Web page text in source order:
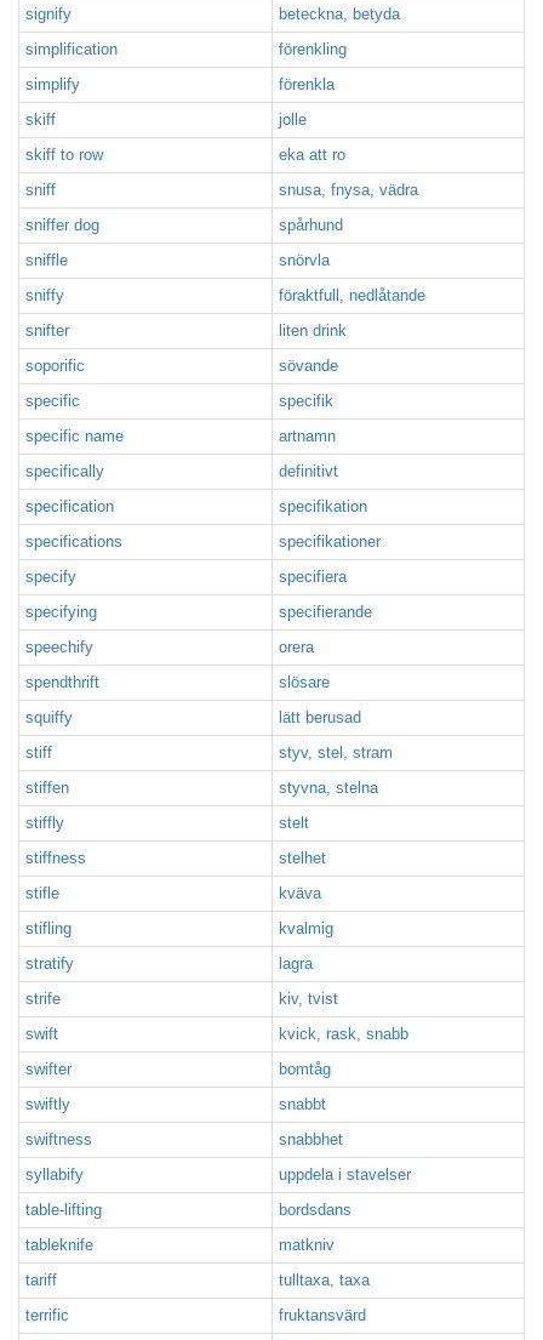
signify
beteckna, betyda
simplification
förenkling
simplify
förenkla
skiff
jolle
skiff to row
eka att ro
sniff
snusa, fnysa, vädra
sniffer dog
spårhund
sniffle
snörvla
sniffy
föraktfull, nedlåtande
snifter
liten drink
soporific
sövande
specific
specifik
specific name
artnamn
specifically
definitivt
specification
specifikation
specifications
specifikationer
specify
specifiera
specifying
specifierande
speechify
orera
spendthrift
slösare
squiffy
lätt berusad
stiff
styv, stel, stram
stiffen
styvna, stelna
stiffly
stelt
stiffness
stelhet
stifle
kväva
stifling
kvalmig
stratify
lagra
strife
kiv, tvist
swift
kvick, rask, snabb
swifter
bomtåg
swiftly
snabbt
swiftness
snabbhet
syllabify
uppdela i stavelser
table-lifting
bordsdans
tableknife
matkniv
tariff
tulltaxa, taxa
terrific
fruktansvärd